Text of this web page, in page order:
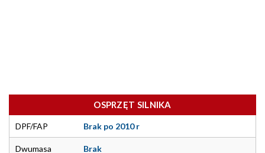
OSPRZĘT SILNIKA
DPF/FAP Brak po 2010 r
Dwumasa Brak